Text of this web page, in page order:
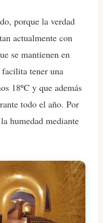
porque la verdad
actualmente con
se mantienen en
tener una
18ºC y que además
todo el año. Por
humedad mediante